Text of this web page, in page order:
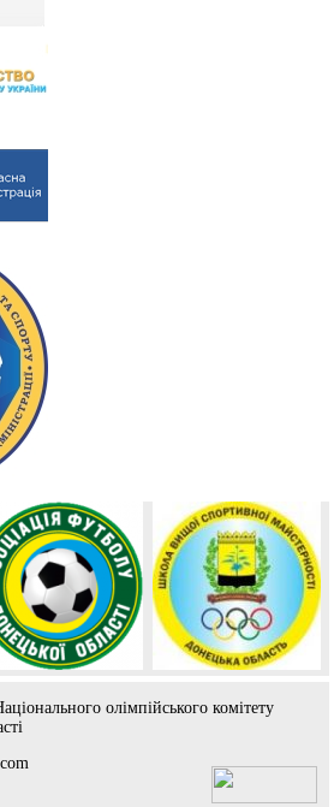
олімпійського комітету